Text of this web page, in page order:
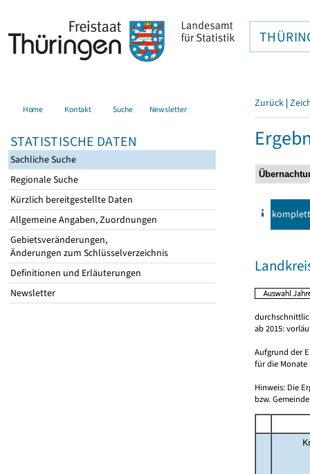
Home Kontakt Suche Newsletter
STATISTISCHE DATEN
Sachliche Suche
Regionale Suche
Kürzlich bereitgestellte Daten
Allgemeine Angaben, Zuordnungen
Gebietsveränderungen,
Änderungen zum Schlüsselverzeichnis
Definitionen und Erläuterungen
Newsletter
Zurück |
komplett
ab 2015:
Aufgrund der
für die Monate
Hinweis: Die
bzw.